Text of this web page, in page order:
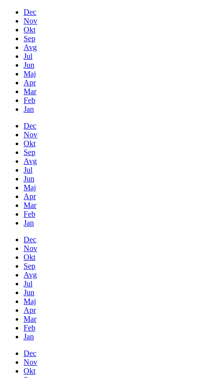
Dec
Nov
Okt
Sep
Avg
Jul
Jun
Maj
Apr
Mar
Feb
Jan
Dec
Nov
Okt
Sep
Avg
Jul
Jun
Maj
Apr
Mar
Feb
Jan
Dec
Nov
Okt
Sep
Avg
Jul
Jun
Maj
Apr
Mar
Feb
Jan
Dec
Nov
Okt